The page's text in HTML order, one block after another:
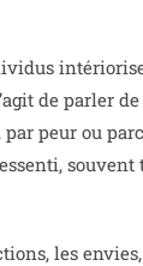
de parler
par peur ou
souvent
les